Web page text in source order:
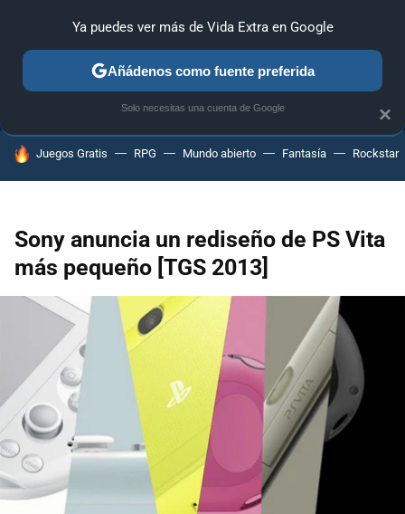
ANÁLISIS GUÍAS Y TRUCOS PC SONY NINTENDO
HOY SE HABLA DE
Juegos Gratis RPG Mundo abierto Fantasía Rockstar
Sony anuncia un rediseño de PS Vita
más pequeño [TGS 2013]
×
Ya puedes ver más de Vida Extra en Google
Añádenos como fuente preferida
Solo necesitas una cuenta de Google